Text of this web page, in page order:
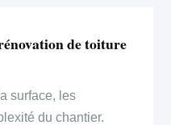
de toiture
surface, les
du chantier.